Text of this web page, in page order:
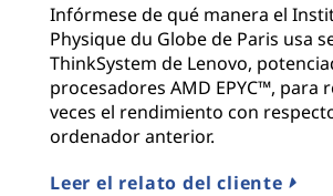
Infórmese de qué manera el
Physique du Globe de Paris usa
ThinkSystem de Lenovo,
procesadores AMD EPYC™, para
veces el rendimiento con
ordenador anterior.
Leer el relato del cliente